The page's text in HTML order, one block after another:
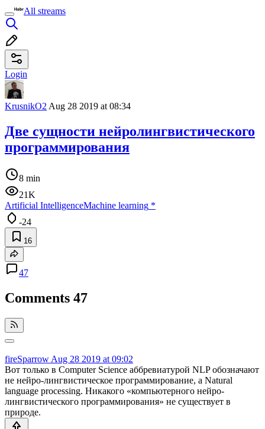
All streams
Login
KrusnikO2 Aug 28 2019 at 08:34
Две сущности нейролингвистического
программирования
8 min
21K
Artificial IntelligenceMachine learning *
-24
16
47
Comments 47
fireSparrow Aug 28 2019 at 09:02
Вот только в Computer Science аббревиатурой NLP обозначают
не нейро-лингвистическое программирование, а Natural
language processing. Никакого «компьютерного нейро-
лингвистического программирования» не существует в
природе.